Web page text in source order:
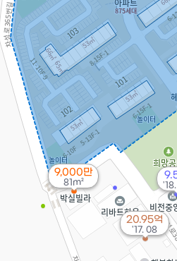
9,000만
81m²
20.95억
'17. 08